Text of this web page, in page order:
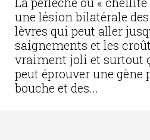
une lésion bilatérale
lèvres qui peut aller
saignements et les
vraiment joli et surtout
peut éprouver une gène
bouche et des...